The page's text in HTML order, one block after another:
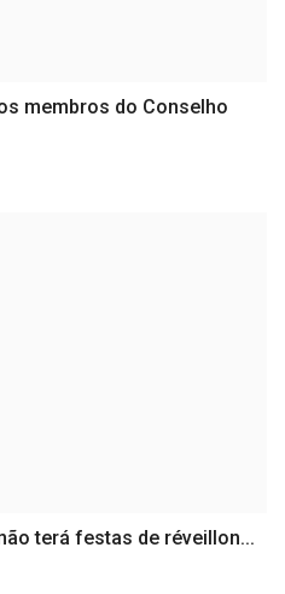
membros do Conselho
terá festas de réveillon...